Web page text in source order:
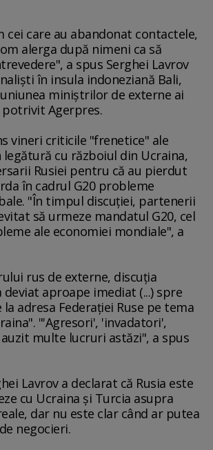
cei care au abandonat contactele,
alerga după nimeni ca să
a spus Serghei Lavrov
în insula indoneziană Bali,
miniştrilor de externe ai
Agerpres.
vineri criticile "frenetice" ale
cu războiul din Ucraina,
Rusiei pentru că au pierdut
în cadrul G20 probleme
"În timpul discuţiei, partenerii
să urmeze mandatul G20, cel
ale economiei mondiale", a
rus de externe, discuţia
aproape imediat (...) spre
adresa Federaţiei Ruse pe tema
"'Agresori', 'invadatori',
multe lucruri astăzi", a spus
Lavrov a declarat că Rusia este
cu Ucraina şi Turcia asupra
dar nu este clar când ar putea
negocieri.